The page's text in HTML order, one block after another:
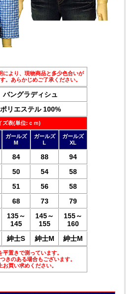
により、現物商品と多少色合いが
。あらかじめご了承ください。
バングラディシュ
ポリエステル 100%
ズ表(単位:ｃｍ)
ガールズ
M
ガールズ
L
ガールズ
XL
84 88 94
50 54 58
51 56 58
68 73 79
135～
145
145～
155
155～
160
紳士S 紳士M 紳士M
平置きで測っています。
きのある場合もございます。
お買い求めください。